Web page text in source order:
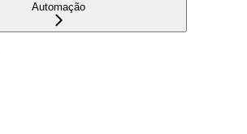
Automação